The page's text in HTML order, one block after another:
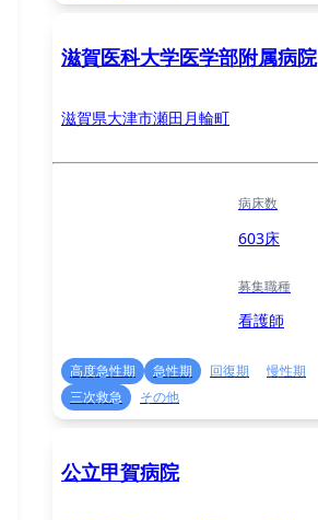
滋賀医科大学医学部附属病院
滋賀県大津市瀬田月輪町
病床数
603床
募集職種
看護師
高度急性期 急性期 回復期 慢性期
三次救急
その他
公立甲賀病院